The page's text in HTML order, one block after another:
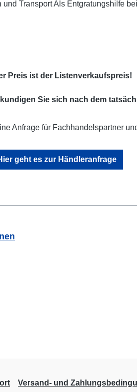
Transport Als Entgratungshilfe
Preis ist der Listenverkaufspreis!
Sie sich nach dem
Anfrage für Fachhandelspartner
geht es zur Händleranfrage
Versand- und